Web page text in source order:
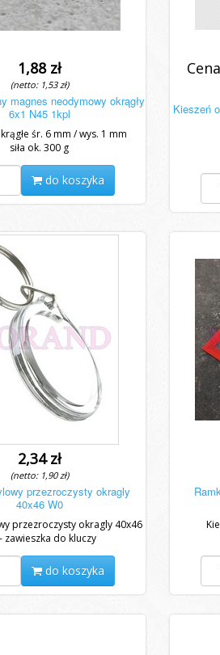
1,88 zł
(netto: 1,53 zł)
magnes neodymowy okrągły
6x1 N45 1kpl
śr. 6 mm / wys. 1 mm
siła ok. 300 g
do koszyka
Kieszeń
2,34 zł
(netto: 1,90 zł)
przezroczysty okragly
40x46 W0
przezroczysty okragly 40x46
zawieszka do kluczy
do koszyka